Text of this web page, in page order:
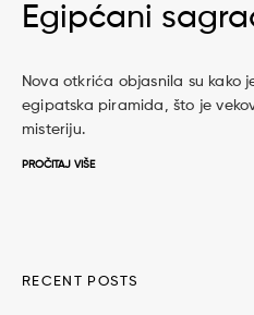
Egipćani
Nova otkrića objasnila su kako
egipatska piramida, što je
misteriju.
PROČITAJ VIŠE
RECENT POSTS